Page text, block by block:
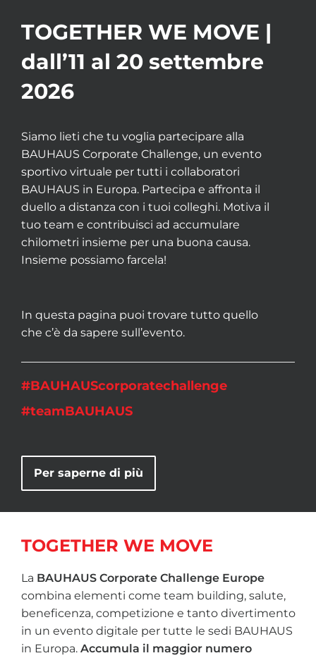
TOGETHER WE MOVE |
dall’11 al 20 settembre
2026
Siamo lieti che tu voglia partecipare alla
BAUHAUS Corporate Challenge, un evento
sportivo virtuale per tutti i collaboratori
BAUHAUS in Europa. Partecipa e affronta il
duello a distanza con i tuoi colleghi. Motiva il
tuo team e contribuisci ad accumulare
chilometri insieme per una buona causa.
Insieme possiamo farcela!
In questa pagina puoi trovare tutto quello
che c’è da sapere sull’evento.
#BAUHAUScorporatechallenge
#teamBAUHAUS
Per saperne di più
TOGETHER WE MOVE
La BAUHAUS Corporate Challenge Europe
combina elementi come team building, salute,
beneficenza, competizione e tanto divertimento
in un evento digitale per tutte le sedi BAUHAUS
in Europa. Accumula il maggior numero